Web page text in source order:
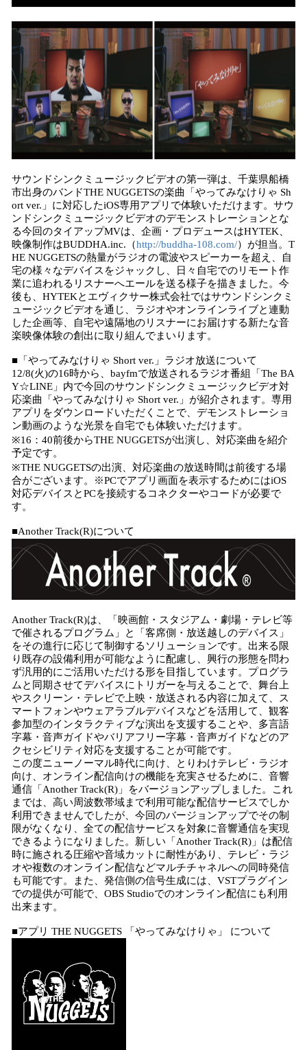
サウンドシンクミュージックビデオの第一弾は、千葉県船橋
市出身のバンドTHE NUGGETSの楽曲「やってみなけりゃ Sh
ort ver.」に対応したiOS専用アプリで体験いただけます。サウ
ンドシンクミュージックビデオのデモンストレーションとな
る今回のタイアップMVは、企画・プロデュースはHYTEK、
映像制作はBUDDHA.inc.（http://buddha-108.com/）が担当。T
HE NUGGETSの熱量がラジオの電波やスピーカーを超え、自
宅の様々なデバイスをジャックし、日々自宅でのリモート作
業に追われるリスナーへエールを送る様子を描きました。今
後も、HYTEKとエヴィクサー株式会社ではサウンドシンクミ
ュージックビデオを通じ、ラジオやオンラインライブと連動
した企画等、自宅や遠隔地のリスナーにお届けする新たな音
楽映像体験の創出に取り組んでまいります。
■「やってみなけりゃ Short ver.」ラジオ放送について
12/8(火)の16時から、bayfmで放送されるラジオ番組「The BA
Y☆LINE」内で今回のサウンドシンクミュージックビデオ対
応楽曲「やってみなけりゃ Short ver.」が紹介されます。専用
アプリをダウンロードいただくことで、デモンストレーショ
ン動画のような光景を自宅でも体験いただけます。
※16：40前後からTHE NUGGETSが出演し、対応楽曲を紹介
予定です。
※THE NUGGETSの出演、対応楽曲の放送時間は前後する場
合がございます。※PCでアプリ画面を表示するためにはiOS
対応デバイスとPCを接続するコネクターやコードが必要で
す。
■Another Track(R)について
Another Track(R)は、「映画館・スタジアム・劇場・テレビ等
で催されるプログラム」と「客席側・放送越しのデバイス」
をその進行に応じて制御するソリューションです。出来る限
り既存の設備利用が可能なように配慮し、興行の形態を問わ
ず汎用的にご活用いただける形を目指しています。プログラ
ムと同期させてデバイスにトリガーを与えることで、舞台上
やスクリーン・テレビで上映・放送される内容に加えて、ス
マートフォンやウェアラブルデバイスなどを活用して、観客
参加型のインタラクティブな演出を支援することや、多言語
字幕・音声ガイドやバリアフリー字幕・音声ガイドなどのア
クセシビリティ対応を支援することが可能です。
この度ニューノーマル時代に向け、とりわけテレビ・ラジオ
向け、オンライン配信向けの機能を充実させるために、音響
通信「Another Track(R)」をバージョンアップしました。これ
までは、高い周波数帯域まで利用可能な配信サービスでしか
利用できませんでしたが、今回のバージョンアップでその制
限がなくなり、全ての配信サービスを対象に音響通信を実現
できるようになりました。新しい「Another Track(R)」は配信
時に施される圧縮や音域カットに耐性があり、テレビ・ラジ
オや複数のオンライン配信などマルチチャネルへの同時発信
も可能です。また、発信側の信号生成には、VSTプラグイン
での提供が可能で、OBS Studioでのオンライン配信にも利用
出来ます。
■アプリ THE NUGGETS 「やってみなけりゃ」 について